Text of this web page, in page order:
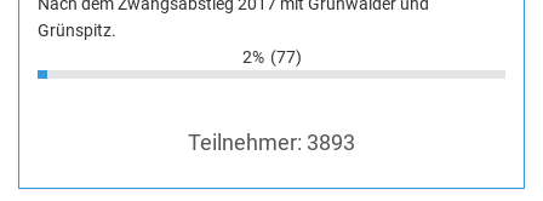
Grünspitz.
2% (77)
Teilnehmer: 3893